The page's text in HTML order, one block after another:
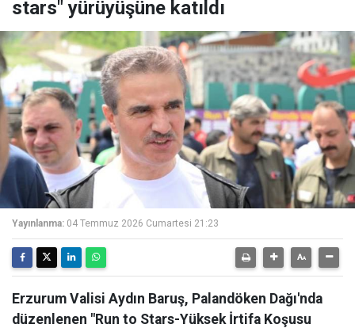
stars" yürüyüşüne katıldı
Yayınlanma: 04 Temmuz 2026 Cumartesi 21:23
Erzurum Valisi Aydın Baruş, Palandöken Dağı'nda
düzenlenen "Run to Stars-Yüksek İrtifa Koşusu